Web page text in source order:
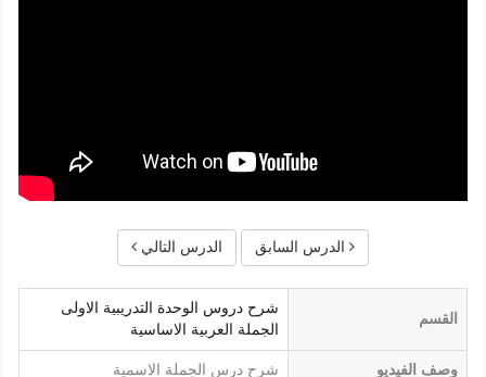
الدرس السابق الدرس التالي
القسم
شرح دروس الوحدة التدريبية الاولى
الجملة العربية الاساسية
وصف الفيديو شرح درس الجملة الاسمية